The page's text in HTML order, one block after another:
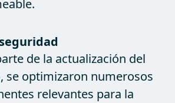
de la actualización del
se optimizaron numerosos
relevantes para la